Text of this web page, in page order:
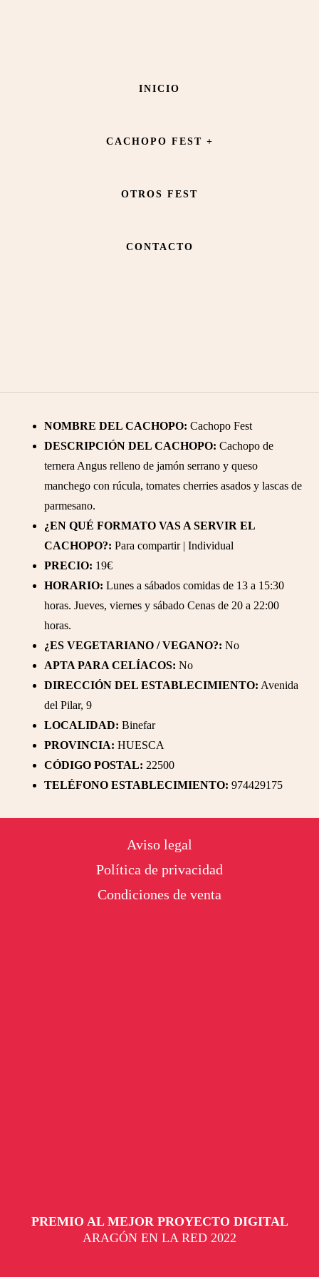
INICIO
CACHOPO FEST +
OTROS FEST
CONTACTO
Restaurante Di Marco
NOMBRE DEL CACHOPO: Cachopo Fest
DESCRIPCIÓN DEL CACHOPO: Cachopo de
ternera Angus relleno de jamón serrano y queso
manchego con rúcula, tomates cherries asados y lascas de
parmesano.
¿EN QUÉ FORMATO VAS A SERVIR EL
CACHOPO?: Para compartir | Individual
PRECIO: 19€
HORARIO: Lunes a sábados comidas de 13 a 15:30
horas. Jueves, viernes y sábado Cenas de 20 a 22:00
horas.
¿ES VEGETARIANO / VEGANO?: No
APTA PARA CELÍACOS: No
DIRECCIÓN DEL ESTABLECIMIENTO: Avenida
del Pilar, 9
LOCALIDAD: Binefar
PROVINCIA: HUESCA
CÓDIGO POSTAL: 22500
TELÉFONO ESTABLECIMIENTO: 974429175
Aviso legal
Política de privacidad
Condiciones de venta
PREMIO AL MEJOR PROYECTO DIGITAL
ARAGÓN EN LA RED 2022